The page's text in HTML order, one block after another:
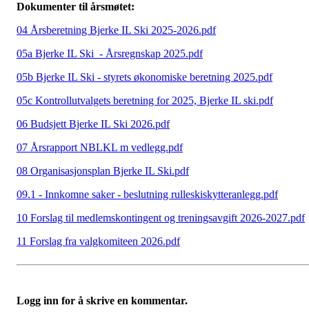
Dokumenter til årsmøtet:
04 Årsberetning Bjerke IL Ski 2025-2026.pdf
05a Bjerke IL Ski - Årsregnskap 2025.pdf
05b Bjerke IL Ski - styrets økonomiske beretning 2025.pdf
05c Kontrollutvalgets beretning for 2025, Bjerke IL ski.pdf
06 Budsjett Bjerke IL Ski 2026.pdf
07 Årsrapport NBLKL m vedlegg.pdf
08 Organisasjonsplan Bjerke IL Ski.pdf
09.1 - Innkomne saker - beslutning rulleskiskytteranlegg.pdf
10 Forslag til medlemskontingent og treningsavgift 2026-2027.pdf
11 Forslag fra valgkomiteen 2026.pdf
Logg inn for å skrive en kommentar.